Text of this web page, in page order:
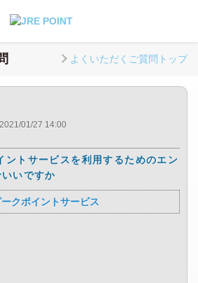
よくいただくご質問トップ
01/27 14:00
ントサービスを利用するためのエン
いいですか
クポイントサービス